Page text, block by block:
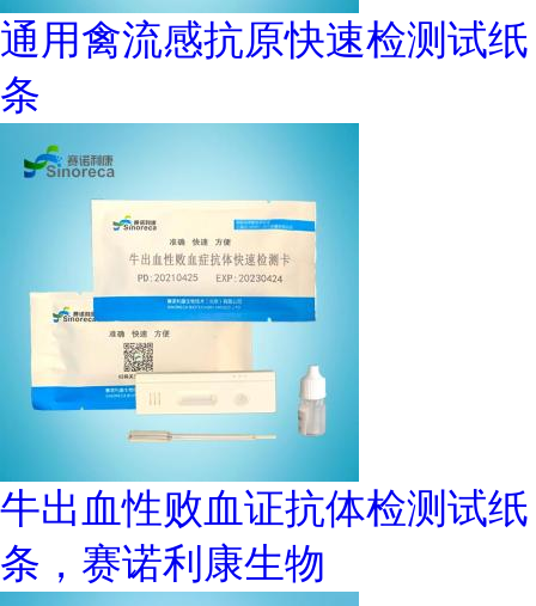
通用禽流感抗原快速检测试纸
条
牛出血性败血证抗体检测试纸
条，赛诺利康生物